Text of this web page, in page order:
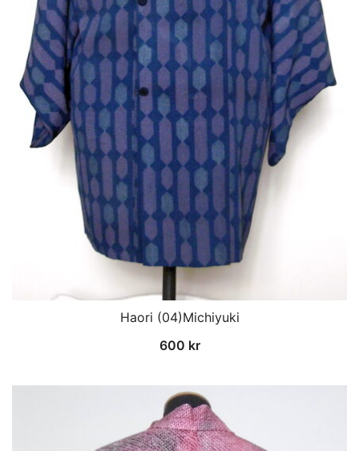
Haori (04)Michiyuki
600 kr